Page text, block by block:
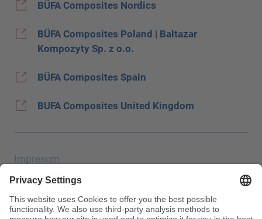
BÜFA Composites Nordics
BÜFA Composites Poland | Baltazar
Kompozyty Sp. z o.o.
BÜFA Composites Spain
BUFA Composites United Kingdom
Impresum
Zaštita podataka
JEC Trade Show